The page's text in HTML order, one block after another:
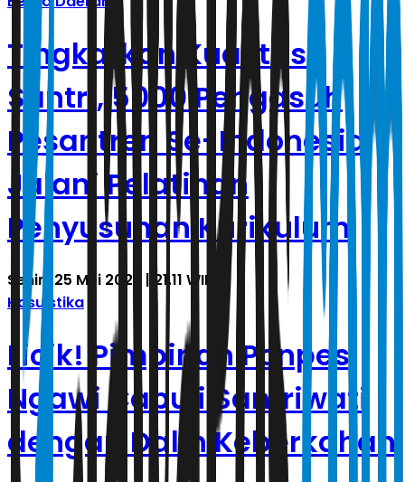
Tingkatkan Kualitas
Santri, 5000 Pengasuh
Pesantren Se-Indonesia
Jalani Pelatihan
Penyusunan Kurikulum
Senin, 25 Mei 2026 | 21.11 WIB
Kasuistika
Licik! Pimpinan Ponpes
Ngawi Cabuli Santriwati
dengan Dalih Keberkahan